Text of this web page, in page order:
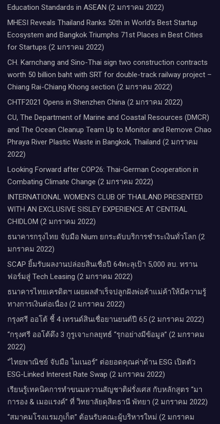
Education Standards in ASEAN (2 มกราคม 2022)
MHESI Reveals Thailand Ranks 50th in World’s Best Startup
Ecosystem and Bangkok Triumphs 71st Places in Best Cities
for Startups (2 มกราคม 2022)
CH. Karnchang and Sino-Thai sign two construction contracts
worth 50 billion baht with SRT for double-track railway project –
Chiang Rai-Chiang Khong section (2 มกราคม 2022)
CHTF2021 Opens in Shenzhen China (2 มกราคม 2022)
CU, The Department of Marine and Coastal Resources (DMCR)
and The Ocean Cleanup Team Up to Monitor and Remove Chao
Phraya River Plastic Waste in Bangkok, Thailand (2 มกราคม
2022)
Looking Forward after COP26: Thai-German Cooperation in
Combating Climate Change (2 มกราคม 2022)
INTERNATIONAL WOMEN’S CLUB OF THAILAND PRESENTED
WITH AN EXCLUSIVE SISLEY EXPERIENCE AT CENTRAL
CHIDLOM (2 มกราคม 2022)
ธนาคารกรุงไทย จับมือ Nium ยกระดับบริการชำระเงินทั่วโลก (2
มกราคม 2022)
SCAP ยิ้มรับผลงานปล่อยสินเชื่อปี 64ทะลุเป้า 5,000 ลบ. ทราน
ฟอร์มสู่ Tech Leasing (2 มกราคม 2022)
ธนาคารไทยเครดิตฯ เผยผลสำเร็จปลูกฝังพ่อค้าแม่ค้าให้มีความรู้
ทางการเงินต่อเนื่อง (2 มกราคม 2022)
กรุงศรี ออโต้ ชี้ 4 เทรนด์สินเชื่อยานยนต์ปี 65 (2 มกราคม 2022)
“กรุงศรี ออโต้ดึง 3 กูรูเจาะกลยุทธ์ “รุกอย่างมีข้อมูล” (2 มกราคม
2022)
“ไทยพาณิชย์ จับมือ ไมเนอร์” ต่อยอดคุณค่าด้าน ESG เปิดตัว
ESG-Linked Interest Rate Swap (2 มกราคม 2022)
เรียนรู้เทคนิคการทำขนมหวานสัญชาติฝรั่งเศส กับหลักสูตร “มา
การอง & เมอแรงค์” ที่ วิทยาลัยดุสิตธานี พัทยา (2 มกราคม 2022)
“สมาคมโรงแรมภูเก็ต” ต้อนรับคณะผู้บริหารใหม่ (2 มกราคม